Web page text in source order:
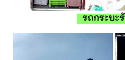
รถกระบะ